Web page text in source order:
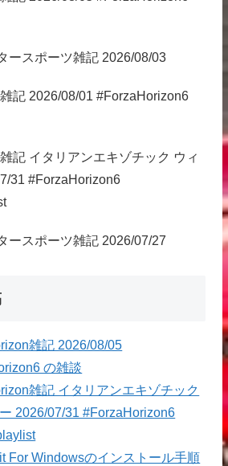
ースポーツ雑記 2026/08/03
記 2026/08/01 #ForzaHorizon6
記 イタリアンエキゾチック ウィ
31 #ForzaHorizon6
ースポーツ雑記 2026/07/27
雑記 2026/08/05
の雑談
雑記 イタリアンエキゾチック
2026/07/31 #ForzaHorizon6
For Windowsのインストール手順